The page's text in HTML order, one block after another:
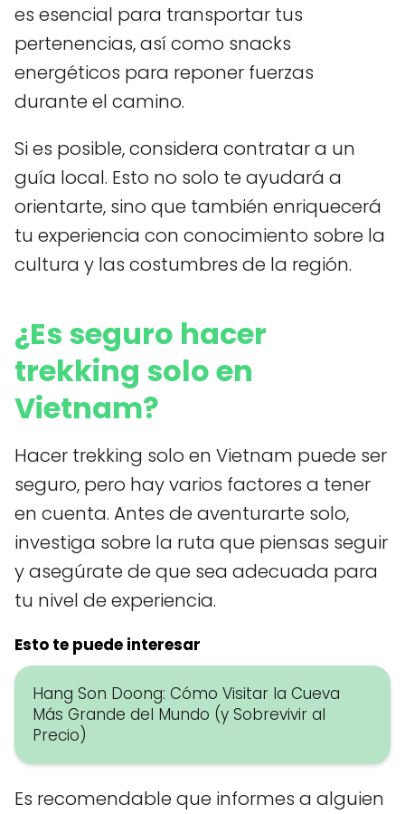
es esencial para transportar tus
pertenencias, así como snacks
energéticos para reponer fuerzas
durante el camino.
Si es posible, considera contratar a un
guía local. Esto no solo te ayudará a
orientarte, sino que también enriquecerá
tu experiencia con conocimiento sobre la
cultura y las costumbres de la región.
¿Es seguro hacer
trekking solo en
Vietnam?
Hacer trekking solo en Vietnam puede ser
seguro, pero hay varios factores a tener
en cuenta. Antes de aventurarte solo,
investiga sobre la ruta que piensas seguir
y asegúrate de que sea adecuada para
tu nivel de experiencia.
Esto te puede interesar
Hang Son Doong: Cómo Visitar la Cueva
Más Grande del Mundo (y Sobrevivir al
Precio)
Es recomendable que informes a alguien